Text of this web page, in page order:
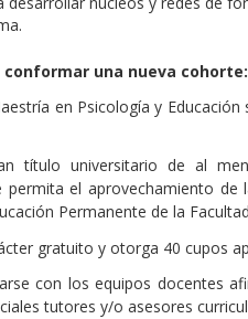
una nueva
en Psicología y Educación
título universitario de al
el aprovechamiento
Permanente de la
gratuito y otorga 40 cupos
con los equipos docentes
tutores y/o asesores